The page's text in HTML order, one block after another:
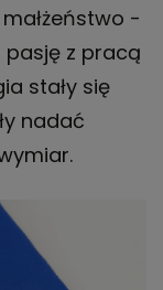
-
pasję z pracą
stały się
nadać